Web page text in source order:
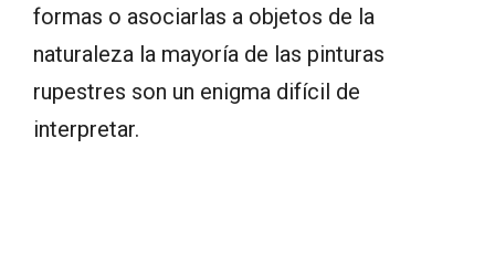
formas o asociarlas a objetos de la
naturaleza la mayoría de las pinturas
rupestres son un enigma difícil de
interpretar.